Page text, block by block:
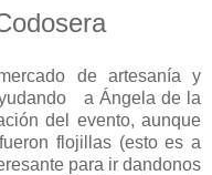
de artesanía y
a Ángela de la
del evento, aunque
flojillas (esto es a
para ir dandonos